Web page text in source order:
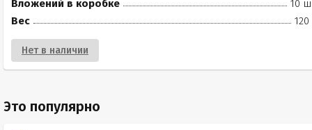
Вложений в коробке
10
Вес
120
Нет в наличии
Это популярно